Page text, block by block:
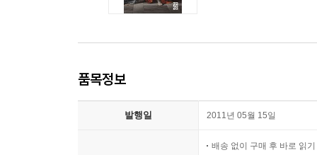
품목정보
발행일 2011년 05월 15일
배송 없이 구매 후 바로 읽기